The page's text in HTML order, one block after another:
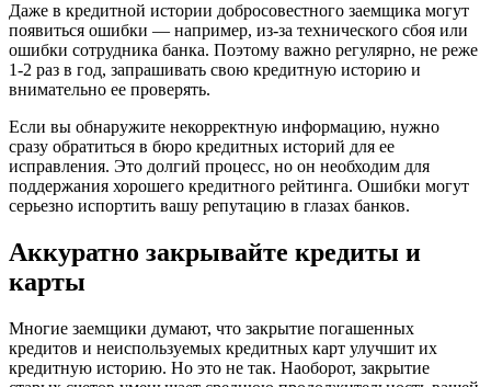
Даже в кредитной истории добросовестного заемщика могут
появиться ошибки — например, из-за технического сбоя или
ошибки сотрудника банка. Поэтому важно регулярно, не реже
1-2 раз в год, запрашивать свою кредитную историю и
внимательно ее проверять.
Если вы обнаружите некорректную информацию, нужно
сразу обратиться в бюро кредитных историй для ее
исправления. Это долгий процесс, но он необходим для
поддержания хорошего кредитного рейтинга. Ошибки могут
серьезно испортить вашу репутацию в глазах банков.
Аккуратно закрывайте кредиты и
карты
Многие заемщики думают, что закрытие погашенных
кредитов и неиспользуемых кредитных карт улучшит их
кредитную историю. Но это не так. Наоборот, закрытие